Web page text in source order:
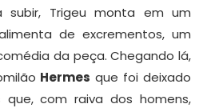
subir, Trigeu monta em um
de excrementos, um
da peça. Chegando lá,
Hermes que foi deixado
com raiva dos homens,